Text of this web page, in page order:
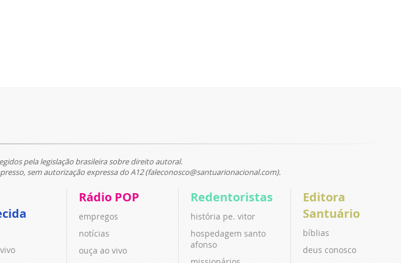
pela legislação brasileira sobre direito autoral.
sem autorização expressa do A12 (faleconosco@santuarionacional.com).
Rádio POP
empregos
notícias
ouça ao vivo
Redentoristas
história pe. vitor
hospedagem santo
afonso
Editora
Santuário
bíblias
deus conosco